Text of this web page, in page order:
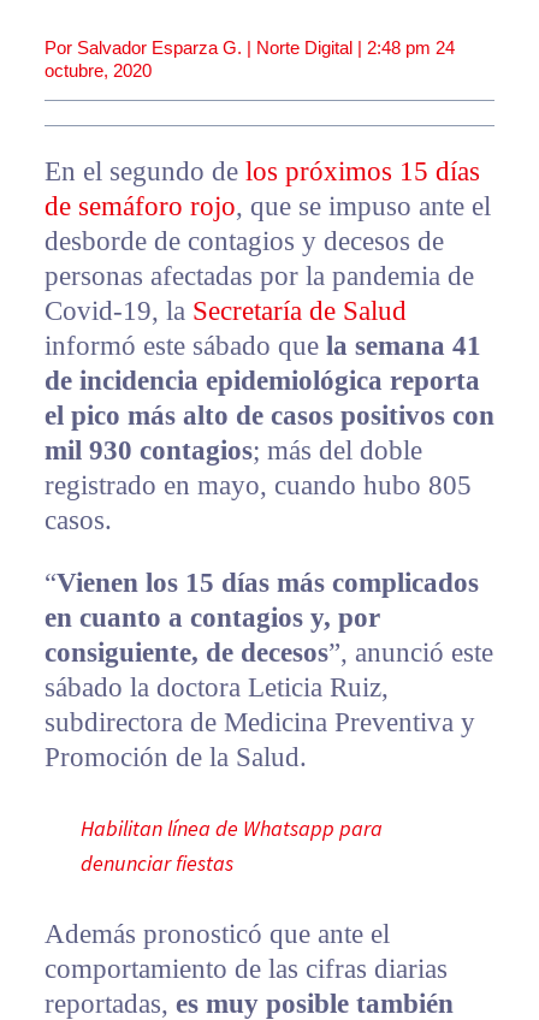
Por Salvador Esparza G. | Norte Digital | 2:48 pm 24
octubre, 2020
En el segundo de los próximos 15 días
de semáforo rojo, que se impuso ante el
desborde de contagios y decesos de
personas afectadas por la pandemia de
Covid-19, la Secretaría de Salud
informó este sábado que la semana 41
de incidencia epidemiológica reporta
el pico más alto de casos positivos con
mil 930 contagios; más del doble
registrado en mayo, cuando hubo 805
casos.
“Vienen los 15 días más complicados
en cuanto a contagios y, por
consiguiente, de decesos”, anunció este
sábado la doctora Leticia Ruiz,
subdirectora de Medicina Preventiva y
Promoción de la Salud.
Habilitan línea de Whatsapp para
denunciar fiestas
Además pronosticó que ante el
comportamiento de las cifras diarias
reportadas, es muy posible también